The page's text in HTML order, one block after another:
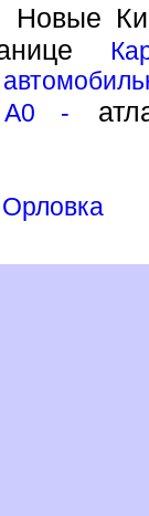
Новые
A0 -